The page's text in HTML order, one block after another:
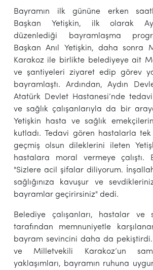
Bayramın ilk gününe erken
Başkan Yetişkin, ilk olarak
düzenlediği bayramlaşma
Başkan Anıl Yetişkin, daha sonra
Karakoz ile birlikte belediyeye ait
ve şantiyeleri ziyaret edip görev
bayramlaştı. Ardından, Aydın
Atatürk Devlet Hastanesi’nde
ve sağlık çalışanlarıyla da bir
Yetişkin hasta ve sağlık
kutladı. Tedavi gören hastalarla
geçmiş olsun dileklerini ileten
hastalara moral vermeye çalıştı.
"Sizlere acil şifalar diliyorum.
sağlığınıza kavuşur ve
bayramlar geçirirsiniz" dedi.
Belediye çalışanları, hastalar ve
tarafından memnuniyetle
bayram sevincini daha da pekiştirdi.
ve Milletvekili Karakoz’un
yaklaşımları, bayramın ruhuna